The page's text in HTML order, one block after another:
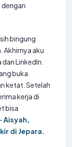
bingung
Akhirnya aku
LinkedIn.
buka
ketat. Setelah
kerja di
bisa
Aisyah,
di Jepara.